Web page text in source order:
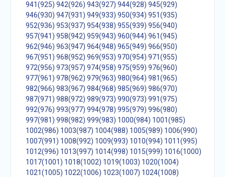
941(925) 942(926) 943(927) 944(928) 945(929)
946(930) 947(931) 949(933) 950(934) 951(935)
952(936) 953(937) 954(938) 955(939) 956(940)
957(941) 958(942) 959(943) 960(944) 961(945)
962(946) 963(947) 964(948) 965(949) 966(950)
967(951) 968(952) 969(953) 970(954) 971(955)
972(956) 973(957) 974(958) 975(959) 976(960)
977(961) 978(962) 979(963) 980(964) 981(965)
982(966) 983(967) 984(968) 985(969) 986(970)
987(971) 988(972) 989(973) 990(973) 991(975)
992(976) 993(977) 994(978) 995(979) 996(980)
997(981) 998(982) 999(983) 1000(984) 1001(985)
1002(986) 1003(987) 1004(988) 1005(989) 1006(990)
1007(991) 1008(992) 1009(993) 1010(994) 1011(995)
1012(996) 1013(997) 1014(998) 1015(999) 1016(1000)
1017(1001) 1018(1002) 1019(1003) 1020(1004)
1021(1005) 1022(1006) 1023(1007) 1024(1008)